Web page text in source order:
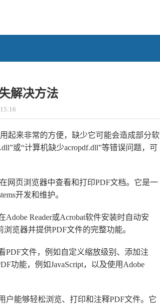
解决方法
起来非常的方便，缺少它可能会造成部分软
或“计算机缺少acropdf.dll”等错误问题，可
网页浏览器中查看和打印PDF文档。它是一
开发和维护。
Reader或Acrobat软件安装时自动安
览器并提供PDF文件的完整功能。
PDF文件，例如自定义缩放级别、添加注
功能，例如JavaScript，以及使用Adobe
户能够轻松浏览、打印和注释PDF文件。它